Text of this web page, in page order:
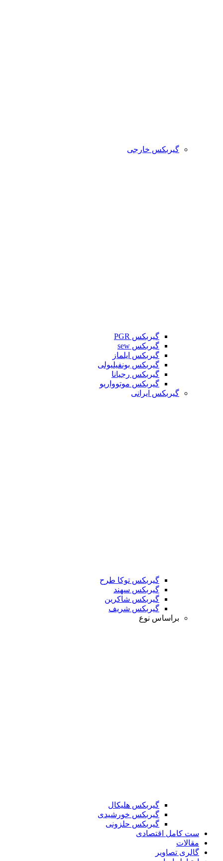
گیربکس خارجی
گیربکس PGR
گیربکس sew
گیربکس ایلماز
گیربکس بونفیلیولی
گیربکس رجیانا
گیربکس موتوواریو
گیربکس ایرانی
گیربکس توکا طرح
گیربکس سهند
گیربکس شاکرین
گیربکس شریف
براساس نوع
گیربکس هلیکال
گیربکس خورشیدی
گیربکس حلزونی
ست کامل اقتصادی
مقالات
گالری تصاویر